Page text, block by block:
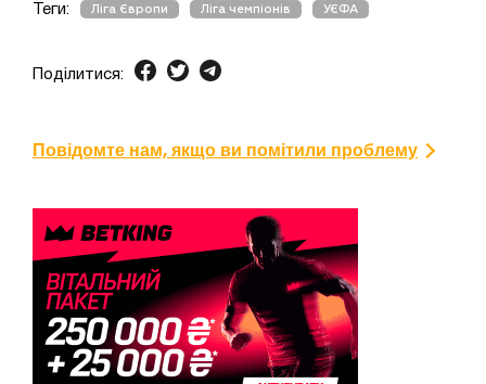
Теги: Ліга Європи Ліга чемпіонів УЄФА
Поділитися:
Повідомте нам, якщо ви помітили проблему